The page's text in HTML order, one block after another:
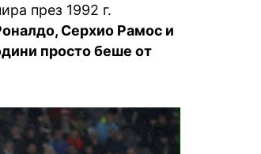
през 1992 г.
Серхио Рамос и
просто беше от